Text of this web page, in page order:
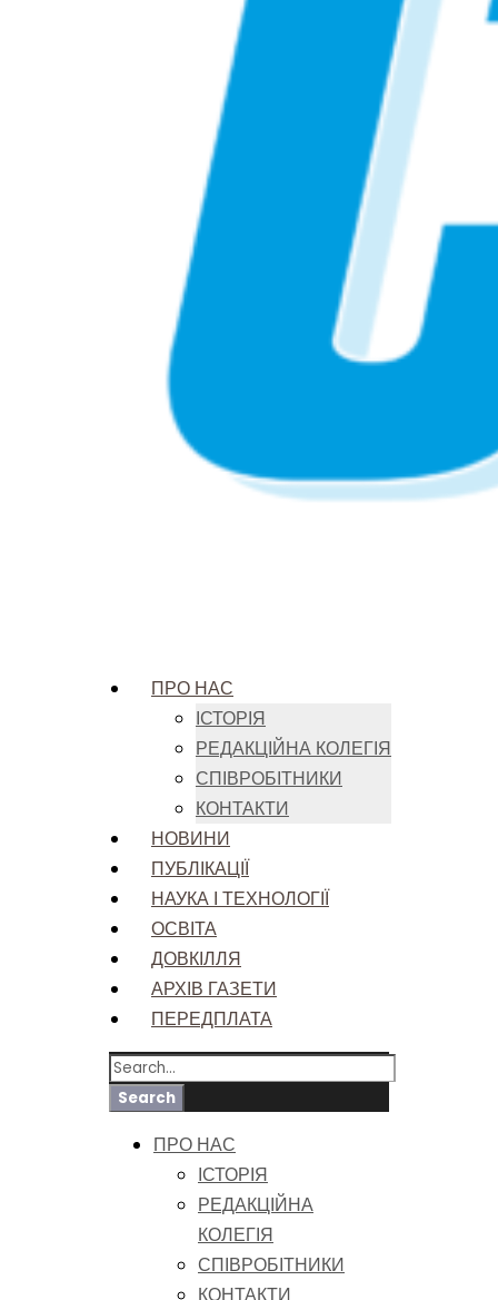
ПРО НАС
ІСТОРІЯ
РЕДАКЦІЙНА КОЛЕГІЯ
СПІВРОБІТНИКИ
КОНТАКТИ
НОВИНИ
ПУБЛІКАЦІЇ
НАУКА І ТЕХНОЛОГІЇ
ОСВІТА
ДОВКІЛЛЯ
АРХІВ ГАЗЕТИ
ПЕРЕДПЛАТА
ПРО НАС
ІСТОРІЯ
РЕДАКЦІЙНА
КОЛЕГІЯ
СПІВРОБІТНИКИ